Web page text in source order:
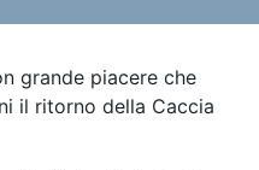
grande piacere che
il ritorno della Caccia